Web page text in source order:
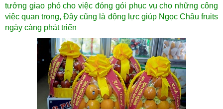
tưởng giao phó cho việc đóng gói phục vụ cho những công
việc quan trong, Đây cũng là động lực giúp Ngọc Châu fruits
ngày càng phát triển